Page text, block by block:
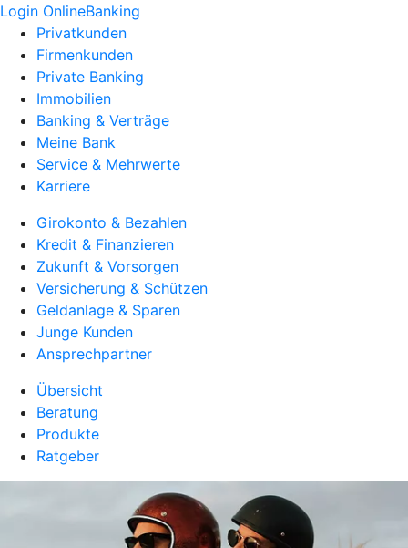
Login OnlineBanking
Privatkunden
Firmenkunden
Private Banking
Immobilien
Banking & Verträge
Meine Bank
Service & Mehrwerte
Karriere
Girokonto & Bezahlen
Kredit & Finanzieren
Zukunft & Vorsorgen
Versicherung & Schützen
Geldanlage & Sparen
Junge Kunden
Ansprechpartner
Übersicht
Beratung
Produkte
Ratgeber